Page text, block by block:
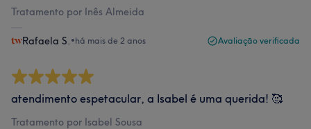
Tratamento por Inês Almeida
Rafaela S. •há mais de 2 anos Avaliação verificada
atendimento espetacular, a Isabel é uma querida! 🥰
Tratamento por Isabel Sousa